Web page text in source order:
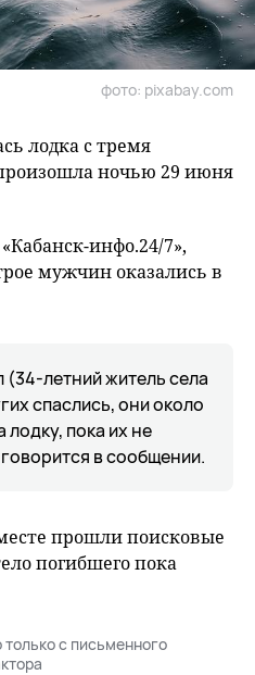
фото: pixabay.com
лодка с тремя
ночью 29 июня
инфо.24/7»,
мужчин оказались в
(34-летний житель села
спаслись, они около
пока их не
в сообщении.
прошли поисковые
погибшего пока
с письменного